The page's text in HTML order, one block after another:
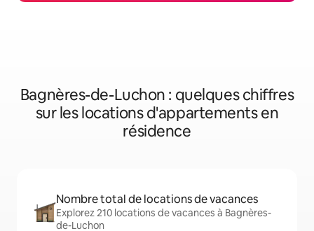
Bagnères-de-Luchon : quelques chiffres
sur les locations d'appartements en
résidence
Nombre total de locations de vacances
Explorez 210 locations de vacances à Bagnères-
de-Luchon